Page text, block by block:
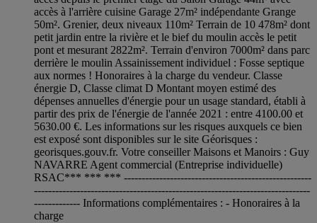
accès à l'arrière cuisine Garage 27m² indépendante Grange
50m². Grenier, deux niveaux 110m² Terrain de 10 478m² dont
petit jardin entre la rivière et le bief du moulin accès le petit
pont et mesurant 2822m². Terrain d'environ 7000m² dans parc
derrière le moulin Assainissement individuel : Fosse septique
aux normes ! Honoraires à la charge du vendeur. Classe
énergie D, Classe climat D Montant moyen estimé des
dépenses annuelles d'énergie pour un usage standard, établi à
partir des prix de l'énergie de l'année 2021 : entre 4100.00 et
5630.00 €. Les informations sur les risques auxquels ce bien
est exposé sont disponibles sur le site Géorisques :
georisques.gouv.fr. Votre conseiller Maisons et Manoirs : Guy
NAVARRE Agent commercial (Entreprise individuelle)
RSAC*** *** *** -----------------------------------------------------
------------------------------------------------------------------------------
------------- Informations complémentaires : - Honoraires à la
charge